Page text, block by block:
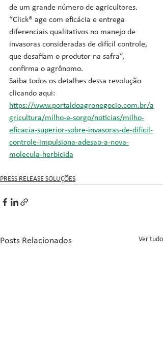
de um grande número de agricultores.
“Click® age com eficácia e entrega
diferenciais qualitativos no manejo de
invasoras consideradas de difícil controle,
que desafiam o produtor na safra”,
confirma o agrônomo.
Saiba todos os detalhes dessa revolução
clicando aqui:
https://www.portaldoagronegocio.com.br/a
gricultura/milho-e-sorgo/noticias/milho-
eficacia-superior-sobre-invasoras-de-dificil-
controle-impulsiona-adesao-a-nova-
molecula-herbicida
PRESS RELEASE SOLUÇÕES
Posts Relacionados Ver tudo